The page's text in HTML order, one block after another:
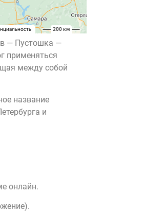
— Пустошка —
применяться
между собой
название
и
онлайн.